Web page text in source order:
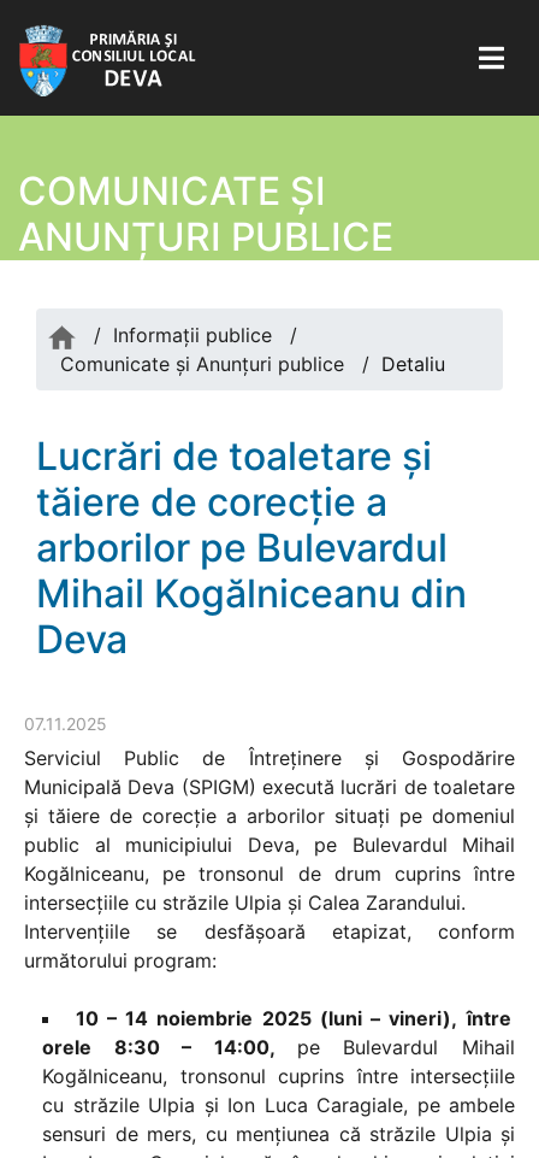
COMUNICATE ŞI
ANUNȚURI PUBLICE
/ Informații publice
/
Comunicate şi Anunțuri publice
/ Detaliu
Lucrări de toaletare și
tăiere de corecție a
arborilor pe Bulevardul
Mihail Kogălniceanu din
Deva
07.11.2025
Serviciul Public de Întreținere și Gospodărire
Municipală Deva (SPIGM) execută lucrări de toaletare
și tăiere de corecție a arborilor situați pe domeniul
public al municipiului Deva, pe Bulevardul Mihail
Kogălniceanu, pe tronsonul de drum cuprins între
intersecțiile cu străzile Ulpia și Calea Zarandului.
Intervențiile se desfășoară etapizat, conform
următorului program:
10 – 14 noiembrie 2025 (luni – vineri), între
orele 8:30 – 14:00, pe Bulevardul Mihail
Kogălniceanu, tronsonul cuprins între intersecțiile
cu străzile Ulpia și Ion Luca Caragiale, pe ambele
sensuri de mers, cu mențiunea că străzile Ulpia și